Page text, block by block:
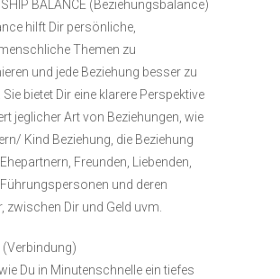
BALANCE (Beziehungsbalance)
hilft Dir persönliche,
Themen zu
und jede Beziehung besser zu
bietet Dir eine klarere Perspektive
jeglicher Art von Beziehungen, wie
Kind Beziehung, die Beziehung
Freunden, Liebenden,
und deren
zwischen Dir und Geld uvm.
(Verbindung)
Du in Minutenschnelle ein tiefes